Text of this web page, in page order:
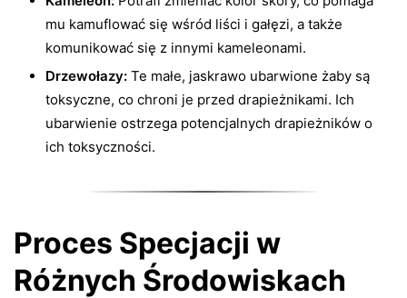
mu kamuflować się wśród liści i gałęzi, a także
komunikować się z innymi kameleonami.
Drzewołazy: Te małe, jaskrawo ubarwione żaby są
toksyczne, co chroni je przed drapieżnikami. Ich
ubarwienie ostrzega potencjalnych drapieżników o
ich toksyczności.
Proces Specjacji w
Różnych Środowiskach